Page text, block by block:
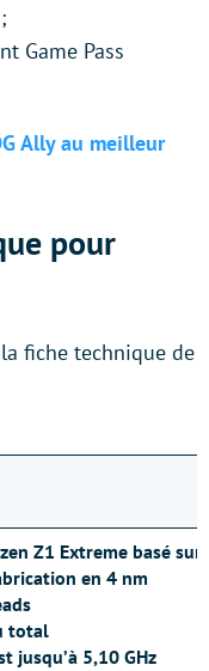
;
Game Pass
Ally au meilleur
pour
fiche technique de
Z1 Extreme basé
en 4 nm
total
jusqu’à 5,10 GHz